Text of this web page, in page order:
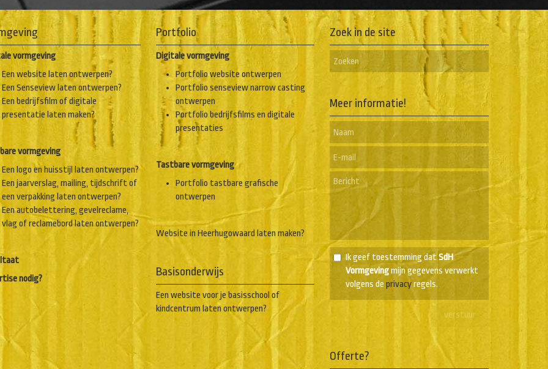
vormgeving
Een website laten ontwerpen?
Een Senseview laten ontwerpen?
Een bedrijfsfilm of digitale
presentatie laten maken?
vormgeving
Een logo en huisstijl laten ontwerpen?
Een jaarverslag, mailing, tijdschrift of
een verpakking laten ontwerpen?
Een autobelettering, gevelreclame,
vlag of reclamebord laten ontwerpen?
nodig?
Portfolio
Digitale vormgeving
Portfolio website ontwerpen
Portfolio senseview narrow casting
ontwerpen
Portfolio bedrijfsfilms en digitale
presentaties
Tastbare vormgeving
Portfolio tastbare grafische
ontwerpen
Website in Heerhugowaard laten maken?
Basisonderwijs
Een website voor je basisschool of
kindcentrum laten ontwerpen?
Zoek in de site
Meer informatie!
Ik geef toestemming datSdH
Vormgevingmijn gegevens verwerkt
volgens de privacyregels.
Offerte?